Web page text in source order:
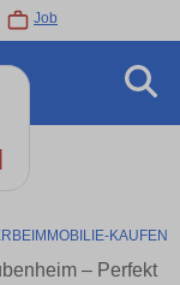
Job
KAUFEN
– Perfekt